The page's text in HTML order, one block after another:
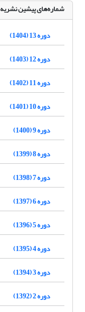
شماره‌های پیشین نشریه
دوره 13 (1404)
دوره 12 (1403)
دوره 11 (1402)
دوره 10 (1401)
دوره 9 (1400)
دوره 8 (1399)
دوره 7 (1398)
دوره 6 (1397)
دوره 5 (1396)
دوره 4 (1395)
دوره 3 (1394)
دوره 2 (1392)